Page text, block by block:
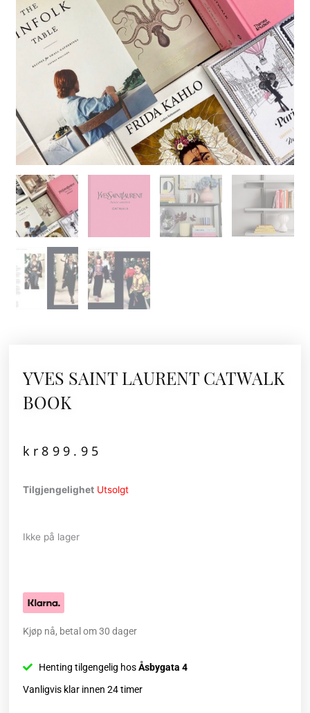
YVES SAINT LAURENT CATWALK
BOOK
kr 899.95
Tilgjengelighet Utsolgt
Ikke på lager
Kjøp nå, betal om 30 dager
Henting tilgengelig hosÅsbygata 4
Vanligvis klar innen 24 timer